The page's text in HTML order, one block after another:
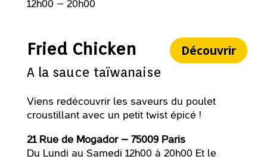
12h00 – 20h00
Fried Chicken
A la sauce taïwanaise
Viens redécouvrir les saveurs du poulet
croustillant avec un petit twist épicé !
21 Rue de Mogador – 75009 Paris
Du Lundi au Samedi 12h00 à 20h00 Et le
Découvrir